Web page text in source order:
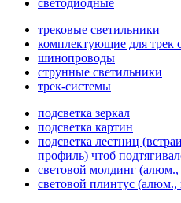
светодиодные
трековые светильники
комплектующие для трек
шинопроводы
струнные светильники
трек-системы
подсветка зеркал
подсветка картин
подсветка лестниц
профиль) чтоб
световой молдинг (алюм.,
световой плинтус